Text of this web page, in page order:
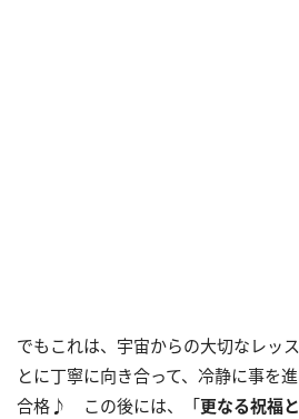
でもこれは、宇宙からの大切なレ
とに丁寧に向き合って、冷静に事を
合格♪ この後には、「更なる祝福